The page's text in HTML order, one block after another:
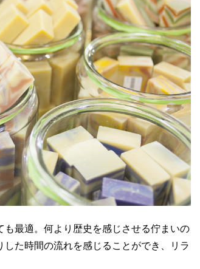
最適。何より歴史を感じさせる佇まいの
た時間の流れを感じることができ、リラ